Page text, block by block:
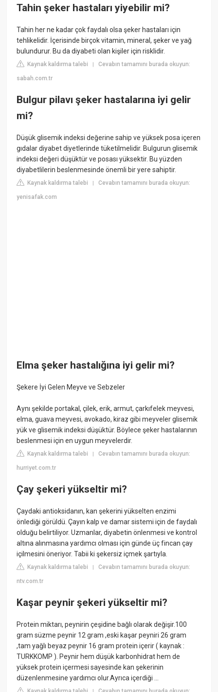
Tahin şeker hastaları yiyebilir mi?
Tahin her ne kadar çok faydalı olsa şeker hastaları için
tehlikelidir. İçerisinde birçok vitamin, mineral, şeker ve yağ
bulundurur. Bu da diyabeti olan kişiler için risklidir.
Kaynak kaldırma talebi |Cevabın tamamını burada okuyun:
sabah.com.tr
Bulgur pilavı şeker hastalarına iyi gelir
mi?
Düşük glisemik indeksi değerine sahip ve yüksek posa içeren
gıdalar diyabet diyetlerinde tüketilmelidir. Bulgurun glisemik
indeksi değeri düşüktür ve posası yüksektir. Bu yüzden
diyabetlilerin beslenmesinde önemli bir yere sahiptir.
Kaynak kaldırma talebi |Cevabın tamamını burada okuyun:
yenisafak.com
Elma şeker hastalığına iyi gelir mi?
Şekere İyi Gelen Meyve ve Sebzeler
Aynı şekilde portakal, çilek, erik, armut, çarkıfelek meyvesi,
elma, guava meyvesi, avokado, kiraz gibi meyveler glisemik
yük ve glisemik indeksi düşüktür. Böylece şeker hastalarının
beslenmesi için en uygun meyvelerdir.
Kaynak kaldırma talebi |Cevabın tamamını burada okuyun:
hurriyet.com.tr
Çay şekeri yükseltir mi?
Çaydaki antioksidanın, kan şekerini yükselten enzimi
önlediği görüldü. Çayın kalp ve damar sistemi için de faydalı
olduğu belirtiliyor. Uzmanlar, diyabetin önlenmesi ve kontrol
altına alınmasına yardımcı olması için günde üç fincan çay
içilmesini öneriyor. Tabii ki şekersiz içmek şartıyla.
Kaynak kaldırma talebi |Cevabın tamamını burada okuyun:
ntv.com.tr
Kaşar peynir şekeri yükseltir mi?
Protein miktarı, peynirin çeşidine bağlı olarak değişir.100
gram süzme peynir 12 gram ,eski kaşar peyniri 26 gram
,tam yağlı beyaz peynir 16 gram protein içerir ( kaynak :
TURKKOMP ). Peynir hem düşük karbonhidrat hem de
yüksek protein içermesi sayesinde kan şekerinin
düzenlenmesine yardımcı olur.Ayrıca içerdiği ...